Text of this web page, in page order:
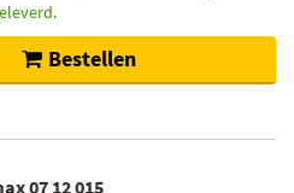
Bestellen
07 12 015